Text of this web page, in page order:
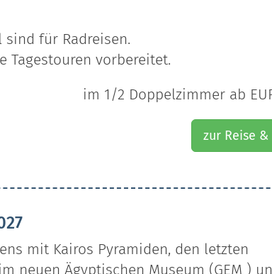
für Radreisen.
vorbereitet.
im 1/2 Doppelzimmer ab
zur Reise
mit Kairos Pyramiden, den letzten
neuen Ägyptischen Museum (GEM )